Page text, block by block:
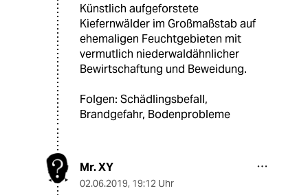
Künstlich aufgeforstete
Kiefernwälder im Großmaßstab auf
ehemaligen Feuchtgebieten mit
vermutlich niederwaldähnlicher
Bewirtschaftung und Beweidung.
Folgen: Schädlingsbefall,
Brandgefahr, Bodenprobleme
Mr. XY
02.06.2019, 19:12 Uhr